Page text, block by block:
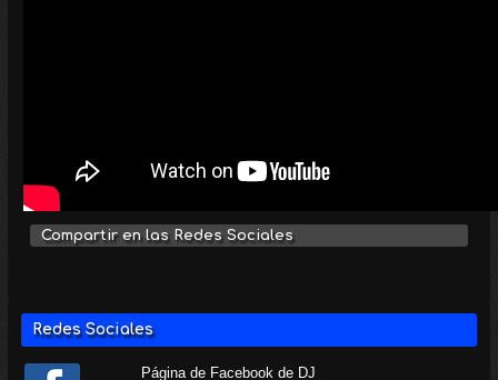
Compartir en las Redes Sociales
Redes Sociales
Página de Facebook de DJ